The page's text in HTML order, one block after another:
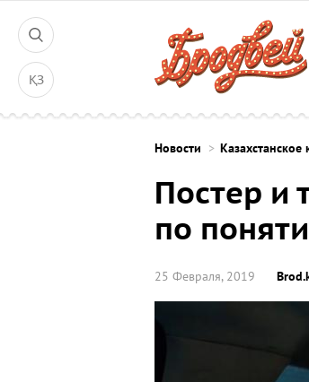
ҚЗ
Новости Казахстанское
Постер и
по
25 Февраля, 2019